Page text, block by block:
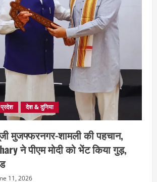
प्रदेश देश & दुनिया
मुजफ्फरनगर-शामली की पहचान,
ने पीएम मोदी को भेंट किया गुड़,
11, 2026